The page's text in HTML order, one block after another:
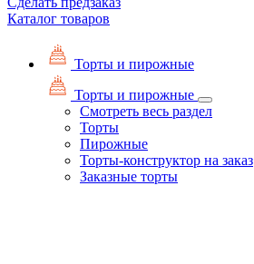
Каталог товаров
Торты и пирожные
Торты и пирожные
Смотреть весь раздел
Торты
Пирожные
Торты-конструктор на заказ
Заказные торты